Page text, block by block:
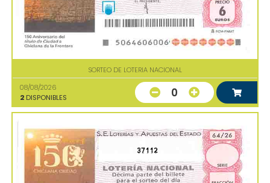
SORTEO DE LOTERIA NACIONAL
08/08/2026
2 DISPONIBLES 0
37112